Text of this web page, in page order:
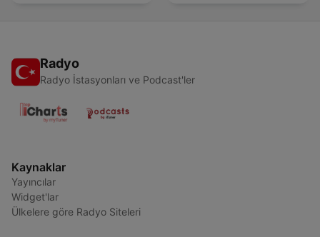
Radyo
Radyo İstasyonları ve Podcast'ler
Kaynaklar
Yayıncılar
Widget'lar
Ülkelere göre Radyo Siteleri